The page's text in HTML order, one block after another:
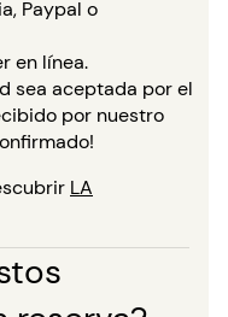
Paypal o
en línea.
sea aceptada por el
por nuestro
LA